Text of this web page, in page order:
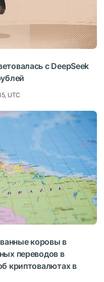
с DeepSeek
UTC
коровы в
переводов в
криптовалютах в